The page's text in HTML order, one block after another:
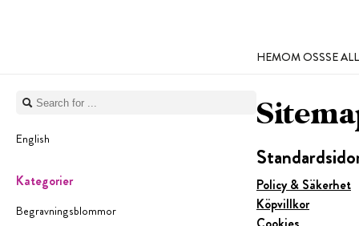
HEMOM OSSSE
English
Kategorier
Begravningsblommor
Policy & Säkerhet
Köpvillkor